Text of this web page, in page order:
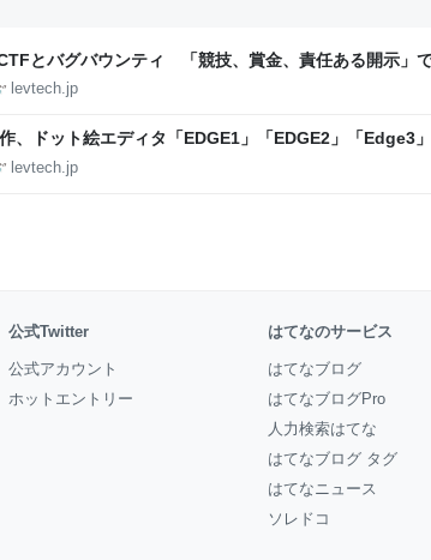
とバグバウンティ 「競技、賞金、責任ある開示」
ーカス】 - レバテックLAB
levtech.jp
、ドット絵エディタ「EDGE1」「EDGE2」「Edge3
聞く【フォーカス】 - レバテックLAB
levtech.jp
公式Twitter
公式アカウント
ホットエントリー
はてなのサービス
はてなブログ
はてなブログPro
人力検索はてな
はてなブログ タグ
はてなニュース
ソレドコ